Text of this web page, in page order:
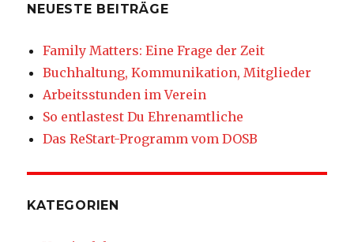
NEUESTE BEITRÄGE
Family Matters: Eine Frage der Zeit
Buchhaltung, Kommunikation, Mitglieder
Arbeitsstunden im Verein
So entlastest Du Ehrenamtliche
Das ReStart-Programm vom DOSB
KATEGORIEN